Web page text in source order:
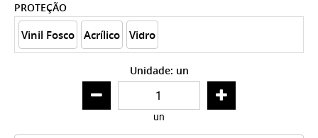
PROTEÇÃO
Vinil Fosco Acrílico Vidro
Unidade: un
un